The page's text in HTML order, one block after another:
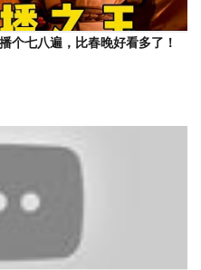
个七八遍，比春晚好看多了！